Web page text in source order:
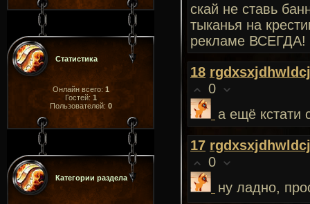
Статистика
Онлайн всего: 1
Гостей: 1
Пользователей: 0
Категории раздела
скай не ставь
тыканья на
рекламе ВСЕГДА!
18
0
а ещё кстати
17
0
ну ладно,